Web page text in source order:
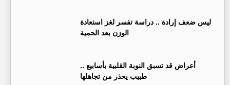
ليس ضعف إرادة .. دراسة تفسر لغز استعادة
الوزن بعد الحمية
أعراض قد تسبق النوبة القلبية بأسابيع ..
طبيب يحذر من تجاهلها